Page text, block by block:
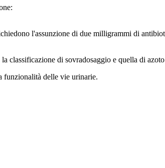
l'assunzione di due milligrammi di
classificazione di sovradosaggio e quella di
funzionalità delle vie urinarie.